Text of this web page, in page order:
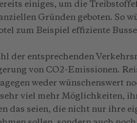
einiges, um die
Gründen geboten. So
zum Beispiel effiziente
der entsprechenden
von CO2-Emissionen.
weder wünschenswert
viel mehr Möglichkeiten,
das seien, die nicht nur ihre